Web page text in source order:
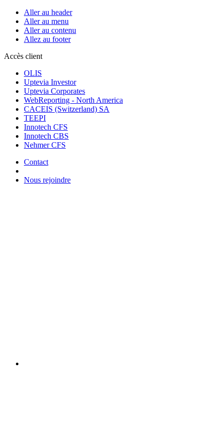
Aller au header
Aller au menu
Aller au contenu
Allez au footer
Accès client
OLIS
Uptevia Investor
Uptevia Corporates
WebReporting - North America
CACEIS (Switzerland) SA
TEEPI
Innotech CFS
Innotech CBS
Nehmer CFS
Contact
Nous rejoindre